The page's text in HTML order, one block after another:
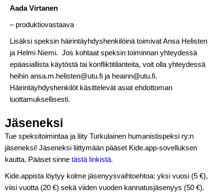
Aada Virtanen
– produktiovastaava
Lisäksi speksin häirintäyhdyshenkilöinä toimivat Ansa Helisten
ja Helmi Niemi. Jos kohtaat speksin toiminnan yhteydessä
epäasiallista käytöstä tai konfliktitilanteita, voit olla yhteydessä
heihin ansa.m.helisten@utu.fi ja heainn@utu.fi.
Häirintäyhdyshenkilöt käsittelevät asiat ehdottoman
luottamuksellisesti.
Jäseneksi
Tue speksitoimintaa ja liity Turkulainen humanistispeksi ry:n
jäseneksi! Jäseneksi liittymään pääset Kide.app-sovelluksen
kautta. Pääset sinne tästä linkistä.
Kide.appista löytyy kolme jäsenyysvaihtoehtoa: yksi vuosi (5 €),
viisi vuotta (20 €) sekä viiden vuoden kannatusjäsenyys (50 €).